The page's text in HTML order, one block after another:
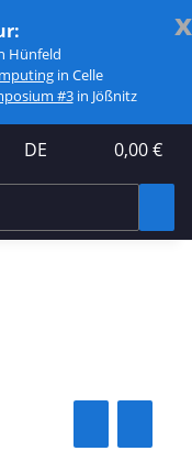
x
Hünfeld
in Celle
#3in Jößnitz
DE 0,00 €